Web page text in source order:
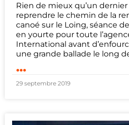
Rien de mieux qu’un dernier
reprendre le chemin de la
canoé sur le Loing, séance
en yourte pour toute
International avant
une grande ballade le long
...
29 septembre 2019